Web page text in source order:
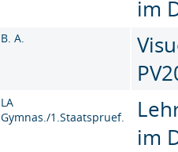
im
B. A.
LA
Gymnas./1.Staatspruef.
im